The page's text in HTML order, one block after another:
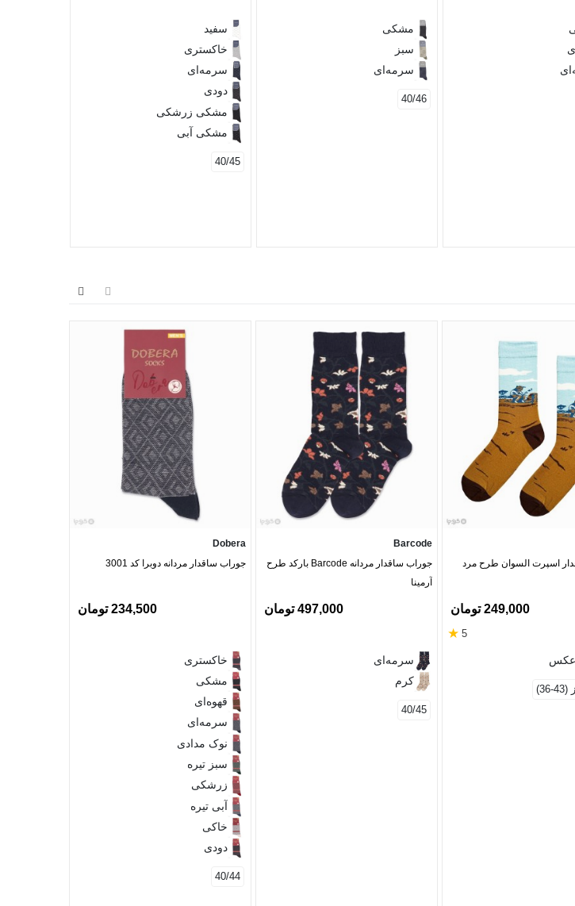
مشکی
سبز
سرمه‌ای
40/46
سفید
خاکستری
سرمه‌ای
دودی
مشکی زرشکی
مشکی آبی
40/45
اسپرت السوان طرح مرد
249,000 تومان
5
★
Barcode
جوراب ساقدار مردانه Barcode بارکد طرح
آرمینا
497,000 تومان
سرمه‌ای
کرم
40/45
Dobera
جوراب ساقدار مردانه دوبرا کد 3001
234,500 تومان
خاکستری
مشکی
قهوه‌ای
سرمه‌ای
نوک مدادی
سبز تیره
زرشکی
آبی تیره
خاکی
دودی
40/44